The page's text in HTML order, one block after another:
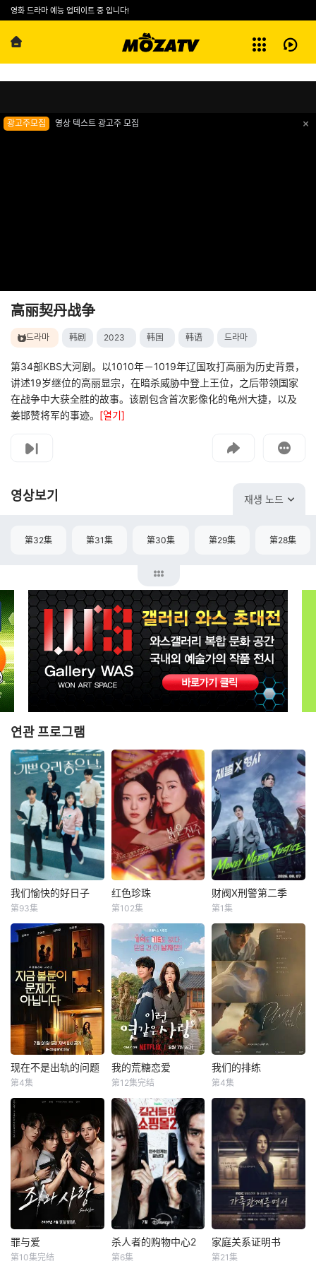
영화 드라마 예능 업데이트 중 입니다!예능
전체보기
방영기록
第1集
高丽契丹战争
광고주모집 영상 텍스트 광고주 모집
高丽契丹战争
드라마 韩剧 2023 韩国 韩语 드라마
第34部KBS大河剧。以1010年－1019年辽国攻打高丽为历史背景，
讲述19岁继位的高丽显宗，在暗杀威胁中登上王位，之后带领国家
在战争中大获全胜的故事。该剧包含首次影像化的龟州大捷，以及
姜邯赞将军的事迹。 [열기]
영상보기 재생 노드
第32集 第31集 第30集 第29集 第28集
연관 프로그램
我们愉快的好日子
申正允
一場緊張刺激、生
死攸關的較量，在
世界上最完美的男
人和笨拙的女人之
間展開！這是一部
由不同世代的人共
同寫的浪漫家庭
劇，每個人都渴望
成為自己人生的主
角。
我们愉快的好日子
第93集
红色珍珠
李元宗
【SPOTV新闻 =
记者 姜孝珍】演员
朴真熙即将全面回
归荧屏。据SPOTV
新闻7日报道，朴
真熙将主演KBS新
日播剧《红珍
珠》。自1996年电
视剧《开始》以
来，朴真熙出演过
《我会让你更幸
福》、《孙子兵
法》、《我喜欢
你》、《KAIS
T》、《丝花萝
卜》、《顺爱回来
吧》、《金钱战
争》、《想结婚的
女人》、《巨
人》、《关许
钧》、《归来》以
及《李太宗芳元》
红色珍珠
第102集
财阀X刑警第二季
姜相准
财阀富三代警察陈
利手（安普贤 饰）
华丽回归，完美蜕
变为成熟专业的刑
警，继续以财力同
实力展开查案历险
记。新上司朱惠拉
（郑恩彩 饰）空
降，两个性格不合
的拍挡将联手破
财阀X刑警第二季
第1集
现在不是出轨的问题
以“贩卖幸福家
庭形象”赚钱的网红
夫妇，与他们正陷
入泥淖般离婚诉讼
的医师邻居。
两对夫妻卷入连外
遇都算小事的惊人
秘密后，展开了一
连串失控的连锁冲
突。
现在不是出轨的问题
第4集
我的荒糖恋爱
野心勃勃的女检察
官高恩世（贺营
饰）意外失忆，住
进拳击教练张泰河
（丁海寅 饰）家
中，对方还自称是
她的男友。这段剪
不断理还乱的棘手
关系，能发展成一
段真爱吗？
我的荒糖恋爱
第12集完结
我们的排练
暂无简介
我们的排练
第4集
罪与爱
罪与爱
第10集完结
杀人者的购物中心2
杀人者的购物中心2
第6集
家庭关系证明书
家庭关系证明书
第21集